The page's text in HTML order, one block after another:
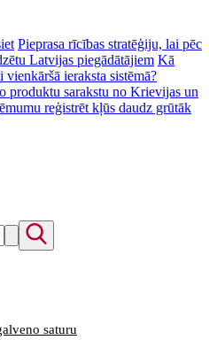
Pieprasa rīcības stratēģiju, lai pēc
Latvijas piegādātājiem Kā
ieraksta sistēmā?
produktu sarakstu no Krievijas un
reģistrēt kļūs daudz grūtāk
saturu